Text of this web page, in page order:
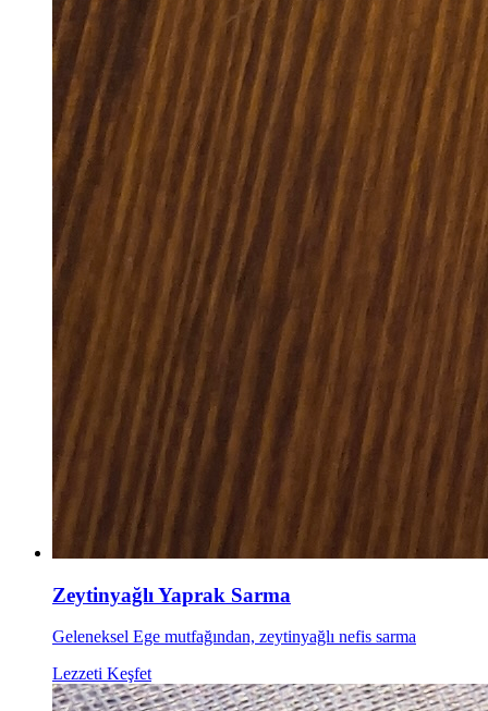
Zeytinyağlı Yaprak Sarma
Geleneksel Ege mutfağından, zeytinyağlı nefis sarma
Lezzeti Keşfet